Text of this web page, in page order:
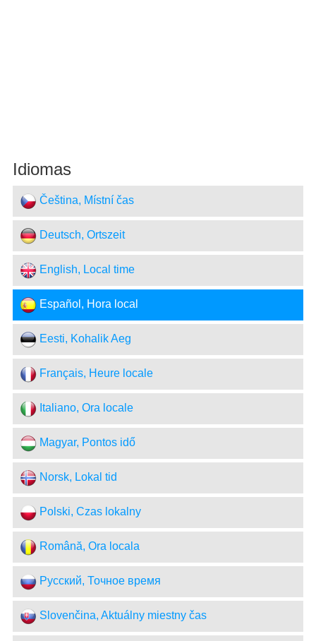
Idiomas
Čeština, Místní čas
Deutsch, Ortszeit
English, Local time
Español, Hora local
Eesti, Kohalik Aeg
Français, Heure locale
Italiano, Ora locale
Magyar, Pontos idő
Norsk, Lokal tid
Polski, Czas lokalny
Română, Ora locala
Русский, Точное время
Slovenčina, Aktuálny miestny čas